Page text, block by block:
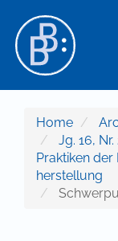
Hauptinhalt
Sidebar
Home
Jg. 16,
Praktiken
herstellung